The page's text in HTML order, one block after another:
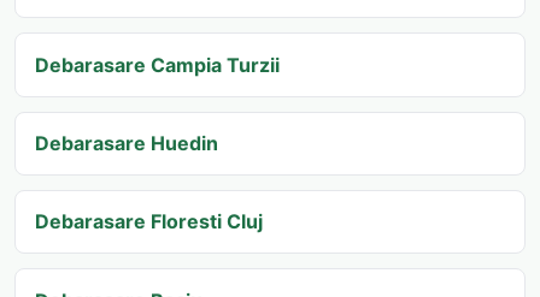
Debarasare Campia Turzii
Debarasare Huedin
Debarasare Floresti Cluj